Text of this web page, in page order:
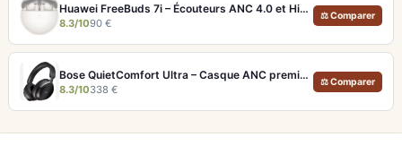
Huawei FreeBuds 7i – Écouteurs ANC 4.0 et Hi-Res LDAC pour moins de 100€
8.3/1090 €
⚖ Comparer
Bose QuietComfort Ultra – Casque ANC premium avec son spatial immersif et autonomie 30h
8.3/10338 €
⚖ Comparer